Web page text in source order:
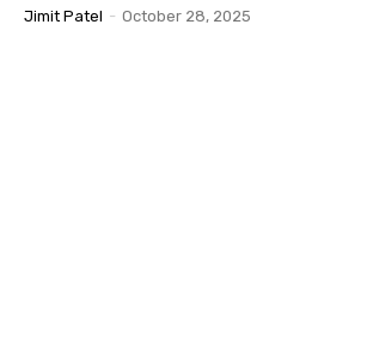
Jimit Patel - October 28, 2025